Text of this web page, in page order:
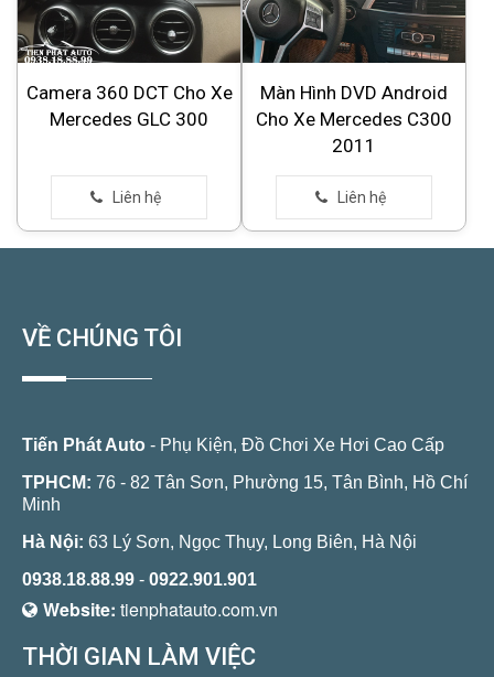
Camera 360 DCT Cho Xe
Mercedes GLC 300
Màn Hình DVD Android
Cho Xe Mercedes C300
2011
VỀ CHÚNG TÔI
Tiến Phát Auto - Phụ Kiện, Đồ Chơi Xe Hơi Cao Cấp
TPHCM: 76 - 82 Tân Sơn, Phường 15, Tân Bình, Hồ Chí
Minh
Hà Nội: 63 Lý Sơn, Ngọc Thụy, Long Biên, Hà Nội
0938.18.88.99 - 0922.901.901
Website: tienphatauto.com.vn
THỜI GIAN LÀM VIỆC